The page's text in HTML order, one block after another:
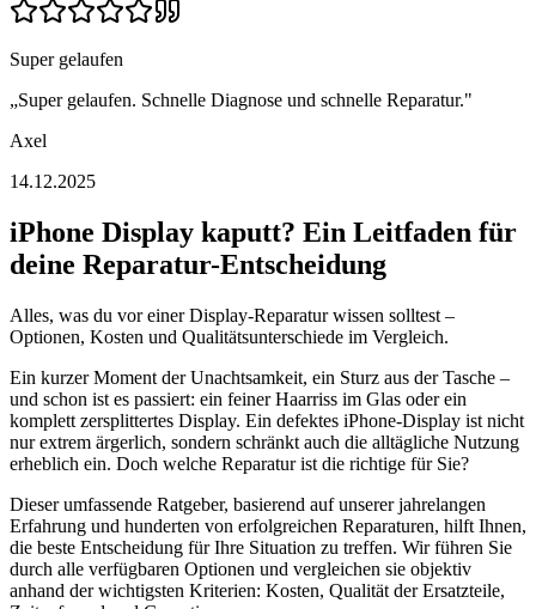
Super gelaufen
„Super gelaufen. Schnelle Diagnose und schnelle Reparatur."
Axel
14.12.2025
iPhone Display kaputt? Ein Leitfaden für
deine Reparatur-Entscheidung
Alles, was du vor einer Display-Reparatur wissen solltest –
Optionen, Kosten und Qualitätsunterschiede im Vergleich.
Ein kurzer Moment der Unachtsamkeit, ein Sturz aus der Tasche –
und schon ist es passiert: ein feiner Haarriss im Glas oder ein
komplett zersplittertes Display. Ein defektes iPhone-Display ist nicht
nur extrem ärgerlich, sondern schränkt auch die alltägliche Nutzung
erheblich ein. Doch welche Reparatur ist die richtige für Sie?
Dieser umfassende Ratgeber, basierend auf unserer jahrelangen
Erfahrung und hunderten von erfolgreichen Reparaturen, hilft Ihnen,
die beste Entscheidung für Ihre Situation zu treffen. Wir führen Sie
durch alle verfügbaren Optionen und vergleichen sie objektiv
anhand der wichtigsten Kriterien: Kosten, Qualität der Ersatzteile,